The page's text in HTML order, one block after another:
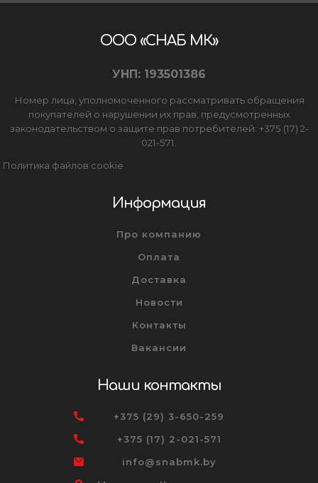
ООО «СНАБ МК»
УНП: 193501386
Номер лица, уполномоченного рассматривать обращения
покупателей о нарушении их прав, предусмотренных
законодательством о защите прав потребителей: +375 (17) 2-
021-571.
Политика файлов cookie
Информация
Про компанию
Оплата
Доставка
Новости
Контакты
Вакансии
Наши контакты
+375 (29) 3-650-259
+375 (17) 2-021-571
info@snabmk.by